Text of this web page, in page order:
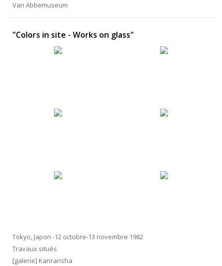
Van Abbemuseum
"Colors in site - Works on glass"
Tokyo, Japon -12 octobre-13 novembre 1982
Travaux situés
[galerie] Kanransha